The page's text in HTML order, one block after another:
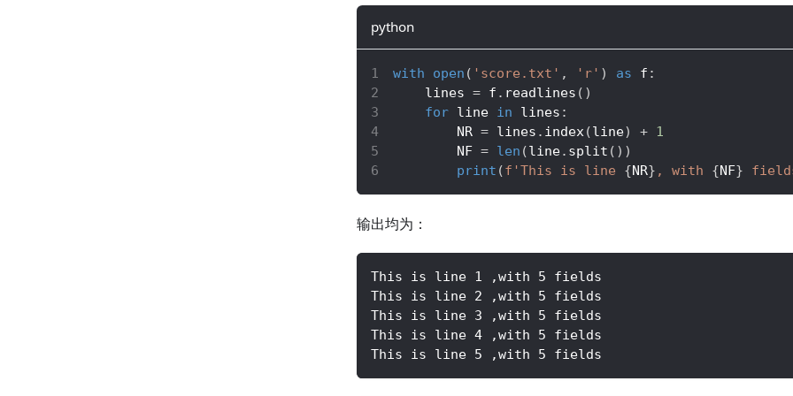
python
with open ( 'score.txt' , 'r' ) as f :
    lines
= f . readlines ( )
for line in lines :
        NR
= lines . index(line) + 1
        NF
= len (line. split ( ) )
print (f'This is line {NR} , with {NF}
输出均为：
This is line 1 ,with 5 fields
This is line 2 ,with 5 fields
This is line 3 ,with 5 fields
This is line 4 ,with 5 fields
This is line 5 ,with 5 fields